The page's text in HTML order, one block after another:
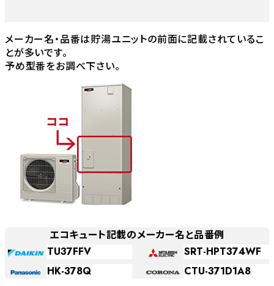
メーカー名・品番は貯湯ユニットの前面に記載されているこ
とが多いです。
予め型番をお調べ下さい。
エコキュート記載のメーカー名と品番例
TU37FFV
SRT-HPT374WF
HK-378Q
CTU-371D1A8